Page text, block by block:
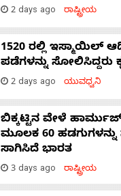
2 days ago ರಾಷ್ಟ್ರೀಯ
1520 ರಲ್ಲಿ ಇಸ್ಮಾಯಿಲ್
ಪಡೆಗಳನ್ನು ಸೋಲಿಸಿದ್ದರು
2 days ago ಯುವಧ್ವನಿ
ಬಿಕ್ಕಟ್ಟಿನ ವೇಳೆ
ಮೂಲಕ 60 ಹಡಗುಗಳನ್ನು
ಸಾಗಿಸಿದೆ ಭಾರತ
3 days ago ರಾಷ್ಟ್ರೀಯ